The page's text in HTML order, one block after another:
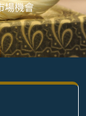
場機會